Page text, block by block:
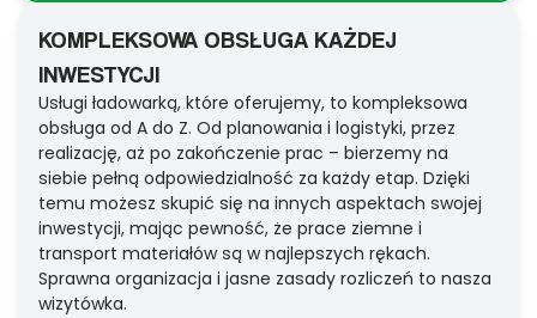
KOMPLEKSOWA OBSŁUGA KAŻDEJ
INWESTYCJI
Usługi ładowarką, które oferujemy, to kompleksowa
obsługa od A do Z. Od planowania i logistyki, przez
realizację, aż po zakończenie prac – bierzemy na
siebie pełną odpowiedzialność za każdy etap. Dzięki
temu możesz skupić się na innych aspektach swojej
inwestycji, mając pewność, że prace ziemne i
transport materiałów są w najlepszych rękach.
Sprawna organizacja i jasne zasady rozliczeń to nasza
wizytówka.